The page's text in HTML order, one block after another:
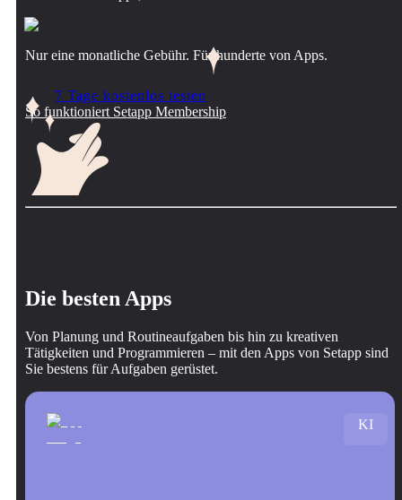
Nur eine monatliche Gebühr. Für hunderte von Apps.
7 Tage kostenlos testen
So funktioniert Setapp Membership
Die besten Apps
Von Planung und Routineaufgaben bis hin zu kreativen
Tätigkeiten und Programmieren – mit den Apps von Setapp sind
Sie bestens für Aufgaben gerüstet.
KI